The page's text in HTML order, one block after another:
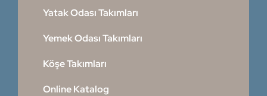
Yatak Odası Takımları
Yemek Odası Takımları
Köşe Takımları
Online Katalog